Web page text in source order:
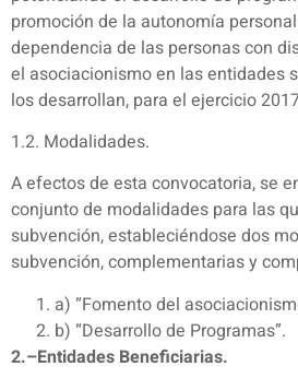
promoción de la autonomía
dependencia de las personas con
el asociacionismo en las entidades
los desarrollan, para el ejercicio
1.2. Modalidades.
A efectos de esta convocatoria, se
conjunto de modalidades para las
subvención, estableciéndose dos
subvención, complementarias y
a) “Fomento del
b) “Desarrollo de Programas”.
2.–Entidades Beneficiarias.